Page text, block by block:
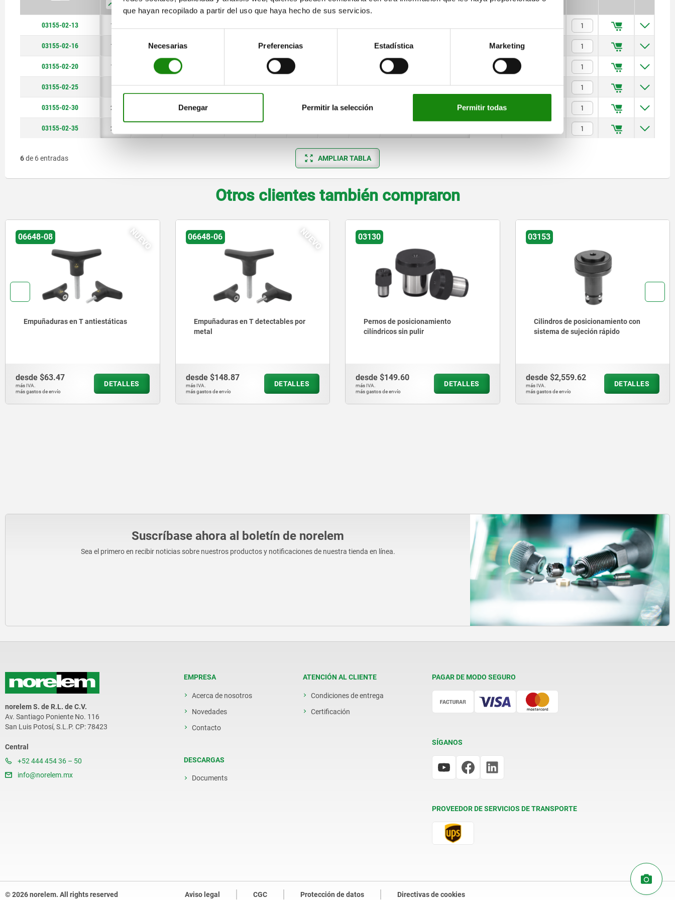
que hayan recopilado a partir del uso que haya hecho de sus servicios.
de
consentimiento
Necesarias Preferencias Estadística Marketing
Denegar Permitir la selección Permitir todas
03155-02-13 12,1
03155-02-16 12,1 16 20,7 6,9 6,6 7,24
03155-02-20 17,1 24,8 8,42 8,74
03155-02-25 21 25 30,4 40,2 35,03 10,22 10,16 35 41 10,54 25 $1,658.82
03155-02-30 21,8 36,2 48,2 11,18 42 49
03155-02-35 25,1
6de 6 entradas AMPLIAR TABLA
Otros clientes también compraron
NUEVO
06648-08
Empuñaduras en T antiestáticas
desde $63.47
más IVA.
más gastos de envío
DETALLES
NUEVO
06648-06
Empuñaduras en T detectables por
metal
desde $148.87
más IVA.
más gastos de envío
DETALLES
03130
Pernos de posicionamiento
cilíndricos sin pulir
desde $149.60
más IVA.
más gastos de envío
DETALLES
03153
Cilindros de posicionamiento con
sistema de sujeción rápido
desde $2,559.62
más IVA.
más gastos de envío
DETALLES
Suscríbase ahora al boletín de norelem
Sea el primero en recibir noticias sobre nuestros productos y notificaciones de nuestra tienda en línea.
norelem S. de R.L. de C.V.
Av. Santiago Poniente No. 116
San Luis Potosí, S.L.P. CP: 78423
Central
+52 444 454 36 – 50
info@norelem.mx
EMPRESA
Acerca de nosotros
Novedades
Contacto
DESCARGAS
Documents
ATENCIÓN AL CLIENTE
Condiciones de entrega
Certificación
PAGAR DE MODO SEGURO
SÍGANOS
PROVEEDOR DE SERVICIOS DE TRANSPORTE
© 2026 norelem. All rights reserved Aviso legal CGC Protección de datos Directivas de cookies